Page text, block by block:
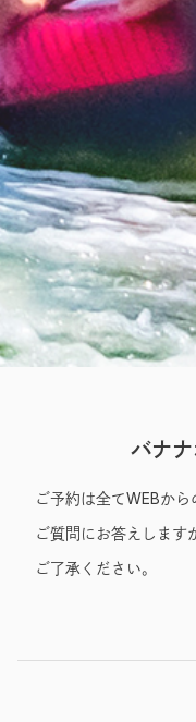
バナ
ご予約は全てWEBか
ご質問にお答えします
ご了承ください。